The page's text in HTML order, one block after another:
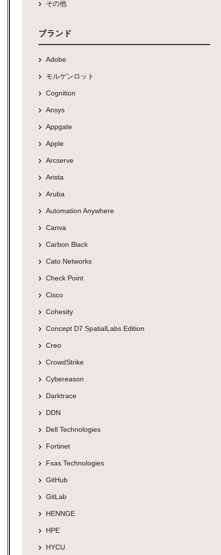
その他
ブランド
Adobe
モルゲンロット
Cognition
Ansys
Appgate
Apple
Arcserve
Arista
Aruba
Automation Anywhere
Canva
Carbon Black
Cato Networks
Check Point
Cisco
Cohesity
Concept D7 SpatialLabs Edition
Creo
CrowdStrike
Cybereason
Darktrace
DDN
Dell Technologies
Fortinet
Fsas Technologies
GitHub
GitLab
HENNGE
HPE
HYCU